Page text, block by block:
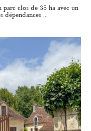
clos de 35 ha avec un
dépendances ...